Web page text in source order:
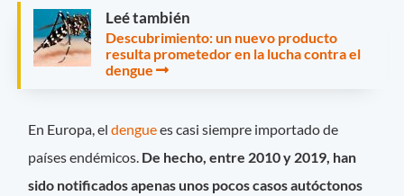
Leé también
Descubrimiento: un nuevo producto
resulta prometedor en la lucha contra el
dengue
En Europa, eldenguees casi siempre importado de
países endémicos. De hecho, entre 2010 y 2019, han
sido notificados apenas unos pocos casos autóctonos